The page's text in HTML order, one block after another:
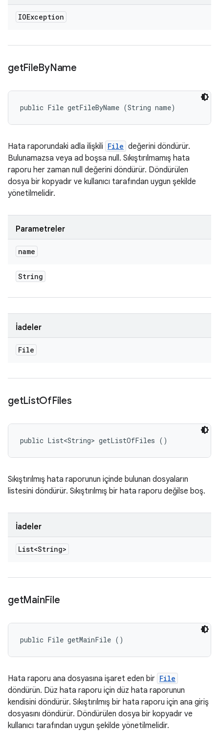
IOException
getFileByName
public File getFileByName (String name)
Hata raporundaki adla ilişkili File değerini döndürür.
Bulunamazsa veya ad boşsa null. Sıkıştırılmamış hata
raporu her zaman null değerini döndürür. Döndürülen
dosya bir kopyadır ve kullanıcı tarafından uygun şekilde
yönetilmelidir.
Parametreler
name
String
İadeler
File
getListOfFiles
public List<String> getListOfFiles ()
Sıkıştırılmış hata raporunun içinde bulunan dosyaların
listesini döndürür. Sıkıştırılmış bir hata raporu değilse boş.
İadeler
List<String>
getMainFile
public File getMainFile ()
Hata raporu ana dosyasına işaret eden bir File
döndürün. Düz hata raporu için düz hata raporunun
kendisini döndürür. Sıkıştırılmış bir hata raporu için ana giriş
dosyasını döndürür. Döndürülen dosya bir kopyadır ve
kullanıcı tarafından uygun şekilde yönetilmelidir.